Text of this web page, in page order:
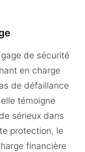
de sécurité
en charge
de défaillance
témoigne
sérieux dans
protection, le
financière